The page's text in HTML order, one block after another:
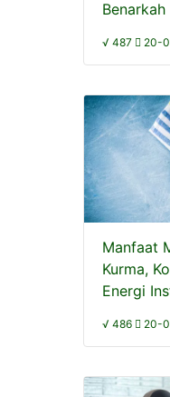
√ 487 20-
Manfaat
Kurma,
Energi
√ 486 20-